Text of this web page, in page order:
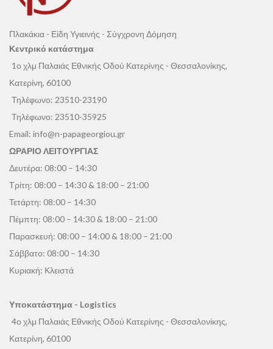
Πλακάκια - Είδη Υγιεινής - Σύγχρονη Δόμηση
Κεντρικό κατάστημα
1ο χλμ Παλαιάς Εθνικής Οδού Κατερίνης - Θεσσαλονίκης,
Κατερίνη, 60100
Τηλέφωνο: 23510-23190
Τηλέφωνο: 23510-35925
Email: info@n-papageorgiou.gr
ΩΡΑΡΙΟ ΛΕΙΤΟΥΡΓΙΑΣ
Δευτέρα: 08:00 – 14:30
Τρίτη: 08:00 – 14:30 & 18:00 – 21:00
Τετάρτη: 08:00 – 14:30
Πέμπτη: 08:00 – 14:30 & 18:00 – 21:00
Παρασκευή: 08:00 – 14:00 & 18:00 – 21:00
Σάββατο: 08:00 – 14:30
Κυριακή: Κλειστά
Υποκατάστημα - Logistics
4ο χλμ Παλαιάς Εθνικής Οδού Κατερίνης - Θεσσαλονίκης,
Κατερίνη, 60100